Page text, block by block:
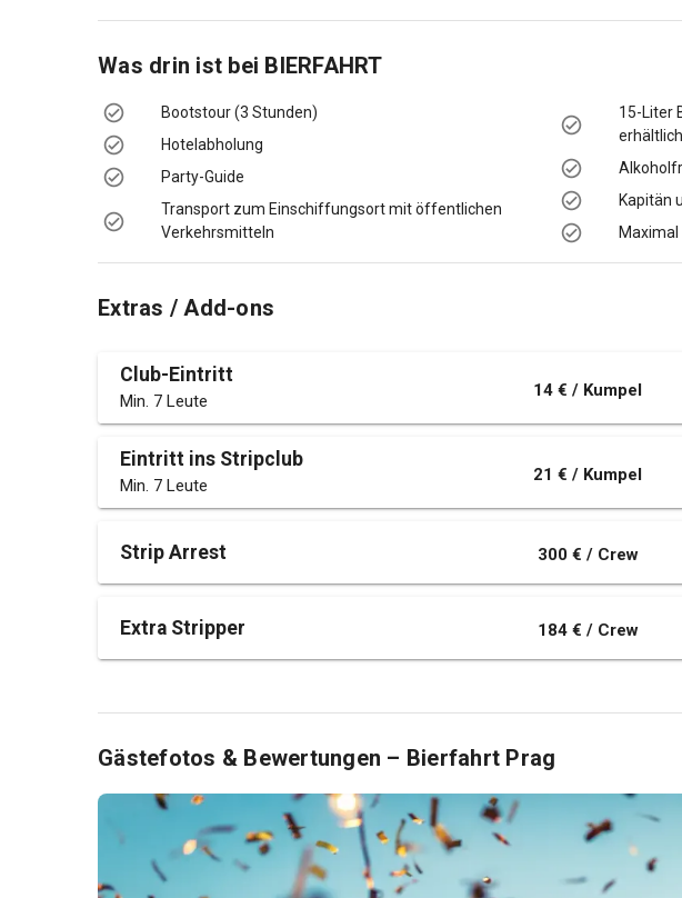
Was drin ist bei BIERFAHRT
Bootstour (3 Stunden)
Hotelabholung
Party-Guide
Transport zum Einschiffungsort mit öffentlichen
Verkehrsmitteln
15-Liter
Kapitän
Extras / Add-ons
Club-Eintritt
Min. 7 Leute
14 € / Kumpel
Eintritt ins Stripclub
Min. 7 Leute
21 € / Kumpel
Strip Arrest 300 € / Crew
Extra Stripper 184 € / Crew
Gästefotos & Bewertungen – Bierfahrt Prag